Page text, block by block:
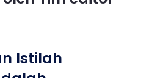
Istilah